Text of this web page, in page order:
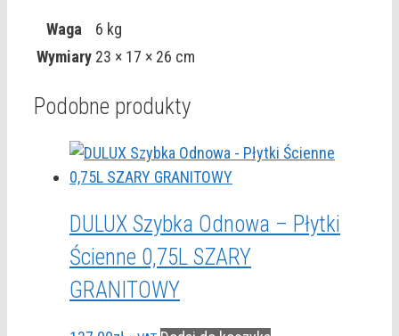
Waga
6 kg
Wymiary 23 × 17 × 26 cm
Podobne produkty
DULUX Szybka Odnowa – Płytki
Ścienne 0,75L SZARY
GRANITOWY